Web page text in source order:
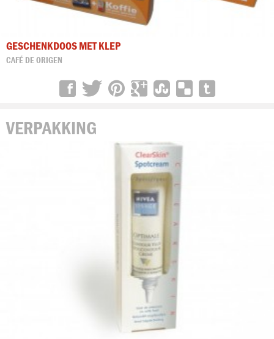
GESCHENKDOOS MET KLEP
CAFÉ DE ORIGEN
VERPAKKING